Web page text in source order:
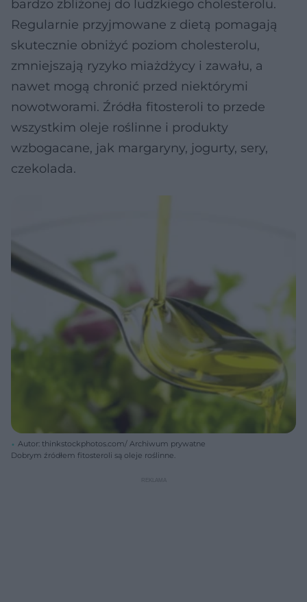
bardzo zbliżonej do ludzkiego cholesterolu.
Regularnie przyjmowane z dietą pomagają
skutecznie obniżyć poziom cholesterolu,
zmniejszają ryzyko miażdżycy i zawału, a
nawet mogą chronić przed niektórymi
nowotworami. Źródła fitosteroli to przede
wszystkim oleje roślinne i produkty
wzbogacane, jak margaryny, jogurty, sery,
czekolada.
Autor: thinkstockphotos.com/ Archiwum prywatne
Dobrym źródłem fitosteroli są oleje roślinne.